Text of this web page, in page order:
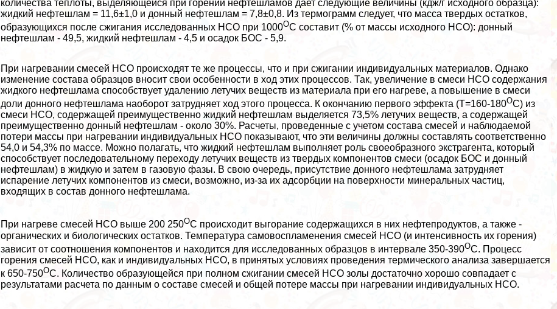
количества теплоты, выделяющейся при горении нефтешламов дает следующие величины (кдж/г исходного образца):
жидкий нефтешлам = 11,6±1,0 и донный нефтешлам = 7,8±0,8. Из термограмм следует, что масса твердых остатков,
образующихся после сжигания исследованных НСО при 1000ОС составит (% от массы исходного НСО): донный
нефтешлам - 49,5, жидкий нефтешлам - 4,5 и осадок БОС - 5,9.
При нагревании смесей НСО происходят те же процессы, что и при сжигании индивидуальных материалов. Однако
изменение состава образцов вносит свои особенности в ход этих процессов. Так, увеличение в смеси НСО содержания
жидкого нефтешлама способствует удалению летучих веществ из материала при его нагреве, а повышение в смеси
доли донного нефтешлама наоборот затрудняет ход этого процесса. К окончанию первого эффекта (Т=160-180ОС) из
смеси НСО, содержащей преимущественно жидкий нефтешлам выделяется 73,5% летучих веществ, а содержащей
преимущественно донный нефтешлам - около 30%. Расчеты, проведенные с учетом состава смесей и наблюдаемой
потери массы при нагревании индивидуальных НСО показывают, что эти величины должны составлять соответственно
54,0 и 54,3% по массе. Можно полагать, что жидкий нефтешлам выполняет роль своеобразного экстрагента, который
способствует последовательному переходу летучих веществ из твердых компонентов смеси (осадок БОС и донный
нефтешлам) в жидкую и затем в газовую фазы. В свою очередь, присутствие донного нефтешлама затрудняет
испарение летучих компонентов из смеси, возможно, из-за их адсорбции на поверхности минеральных частиц,
входящих в состав донного нефтешлама.
При нагреве смесей НСО выше 200 250ОС происходит выгорание содержащихся в них нефтепродуктов, а также -
органических и биологических остатков. Температура самовоспламенения смесей НСО (и интенсивность их горения)
зависит от соотношения компонентов и находится для исследованных образцов в интервале 350-390ОС. Процесс
горения смесей НСО, как и индивидуальных НСО, в принятых условиях проведения термического анализа завершается
к 650-750ОС. Количество образующейся при полном сжигании смесей НСО золы достаточно хорошо совпадает с
результатами расчета по данным о составе смесей и общей потере массы при нагревании индивидуальных НСО.